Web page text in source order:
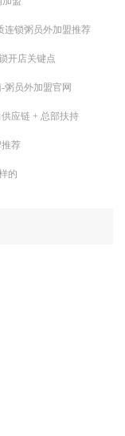
连锁粥员外加盟推荐
开店关键点
粥员外加盟官网
应链 + 总部扶持
荐
的